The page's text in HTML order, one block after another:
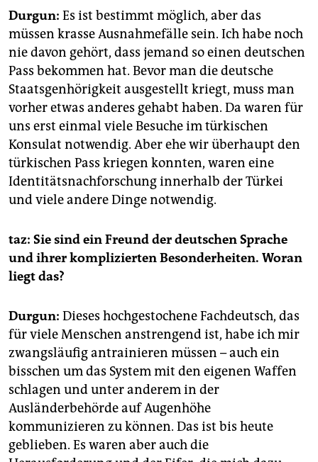
Durgun: Es ist bestimmt möglich, aber das
müssen krasse Ausnahmefälle sein. Ich habe noch
nie davon gehört, dass jemand so einen deutschen
Pass bekommen hat. Bevor man die deutsche
Staatsgenhörigkeit ausgestellt kriegt, muss man
vorher etwas anderes gehabt haben. Da waren für
uns erst einmal viele Besuche im türkischen
Konsulat notwendig. Aber ehe wir überhaupt den
türkischen Pass kriegen konnten, waren eine
Identitätsnachforschung innerhalb der Türkei
und viele andere Dinge notwendig.
taz: Sie sind ein Freund der deutschen Sprache
und ihrer komplizierten Besonderheiten. Woran
liegt das?
Durgun: Dieses hochgestochene Fachdeutsch, das
für viele Menschen anstrengend ist, habe ich mir
zwangsläufig antrainieren müssen – auch ein
bisschen um das System mit den eigenen Waffen
schlagen und unter anderem in der
Ausländerbehörde auf Augenhöhe
kommunizieren zu können. Das ist bis heute
geblieben. Es waren aber auch die